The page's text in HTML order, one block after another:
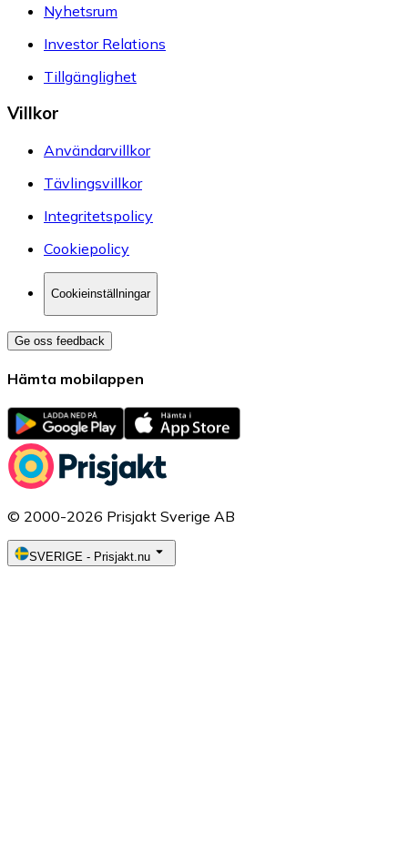
Nyhetsrum
Investor Relations
Tillgänglighet
Villkor
Användarvillkor
Tävlingsvillkor
Integritetspolicy
Cookiepolicy
Cookieinställningar
Ge oss feedback
Hämta mobilappen
© 2000-2026 Prisjakt Sverige AB
SVERIGE - Prisjakt.nu